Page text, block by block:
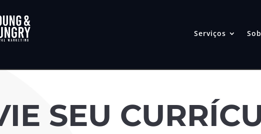
Serviços
SEU